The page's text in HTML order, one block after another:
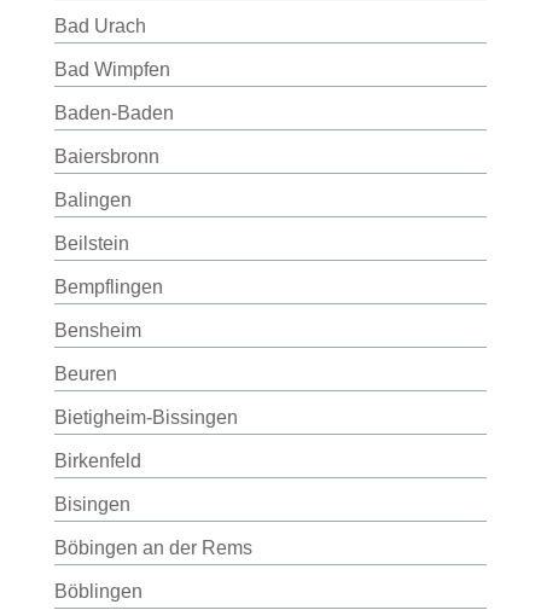
Bad Urach
Bad Wimpfen
Baden-Baden
Baiersbronn
Balingen
Beilstein
Bempflingen
Bensheim
Beuren
Bietigheim-Bissingen
Birkenfeld
Bisingen
Böbingen an der Rems
Böblingen